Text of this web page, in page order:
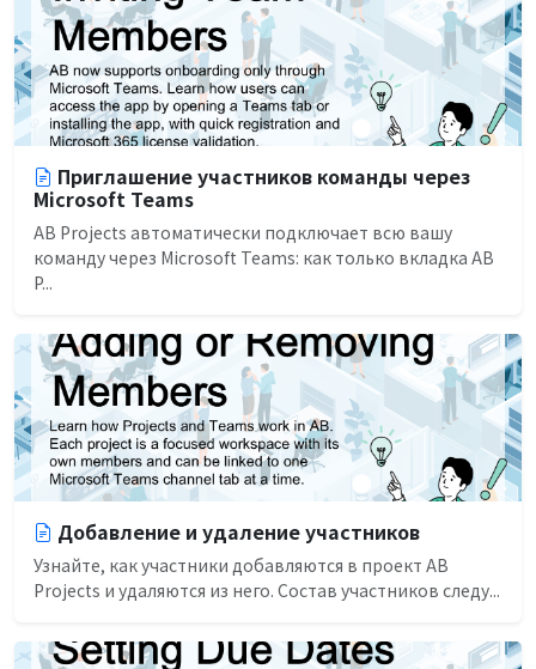
Приглашение участников команды через
Microsoft Teams
AB Projects автоматически подключает всю вашу
команду через Microsoft Teams: как только вкладка AB
P...
Добавление и удаление участников
Узнайте, как участники добавляются в проект AB
Projects и удаляются из него. Состав участников следу...